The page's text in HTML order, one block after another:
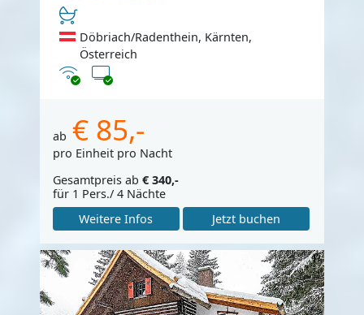
Döbriach/Radenthein, Kärnten,
Österreich
Internet
TV
ab € 85,-
pro Einheit pro Nacht
Gesamtpreis ab € 340,-
für 1 Pers./ 4 Nächte
Weitere Infos
Jetzt buchen